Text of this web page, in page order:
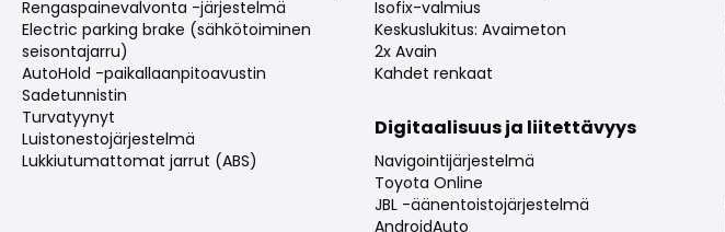
Rengaspainevalvonta -järjestelmä
Electric parking brake (sähkötoiminen
seisontajarru)
AutoHold -paikallaanpitoavustin
Sadetunnistin
Turvatyynyt
Luistonestojärjestelmä
Lukkiutumattomat jarrut (ABS)
Isofix-valmius
Keskuslukitus: Avaimeton
2x Avain
Kahdet renkaat
Digitaalisuus ja liitettävyys
Navigointijärjestelmä
Toyota Online
JBL -äänentoistojärjestelmä
AndroidAuto